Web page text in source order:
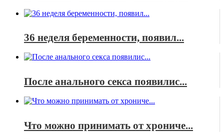
36 неделя беременности, появил...
После анального секса появилис...
Что можно принимать от хрониче...